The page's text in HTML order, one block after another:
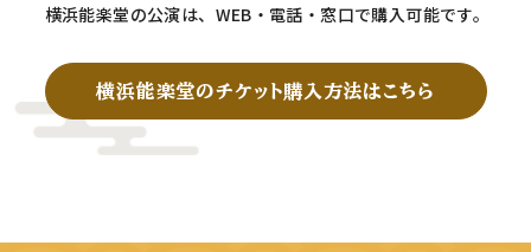
横浜能楽堂の公演は、WEB・電話・窓口で購入可能です。
横浜能楽堂のチケット購入方法はこちら